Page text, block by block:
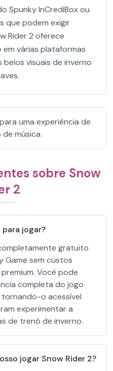
Spunky InCrediBox ou
que podem exigir
Rider 2 oferece
várias plataformas
visuais de inverno
para uma experiência de
música.
sobre Snow
2
jogar?
gratuito
Game sem custos
Você pode
completa do jogo
o acessível
experimentar a
de trenó de inverno.
jogar Snow Rider 2?